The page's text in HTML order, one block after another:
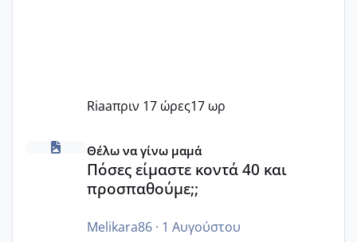
Riaaπριν 17 ώρες17 ωρ
Πόσες είμαστε κοντά 40 και προσπαθούμε;;
Θέλω να γίνω μαμά
Πόσες είμαστε κοντά 40 και
προσπαθούμε;;
Melikara86· 1 Αυγούστου